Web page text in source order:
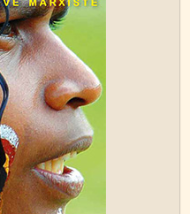
la couleur de ma ceintur
avec vous sur le…
tout à fait recommandab
Michelle Zancari
un e…